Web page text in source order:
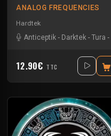
ANALOG FREQUENCIES
Hardtek
Anticeptik - Darktek - Tura -
12.90€ TTC